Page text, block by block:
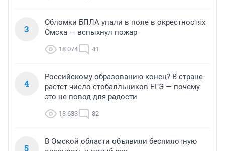
3
Обломки БПЛА упали в поле в окрестностях
Омска — вспыхнул пожар
18 074 41
4
Российскому образованию конец? В стране
растет число стобалльников ЕГЭ — почему
это не повод для радости
13 633 82
5
В Омской области объявили беспилотную